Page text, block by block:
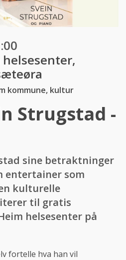
helsesenter,
kommune, kultur
Strugstad -
sine betraktninger
entertainer som
kulturelle
til gratis
helsesenter på
fortelle hva han vil